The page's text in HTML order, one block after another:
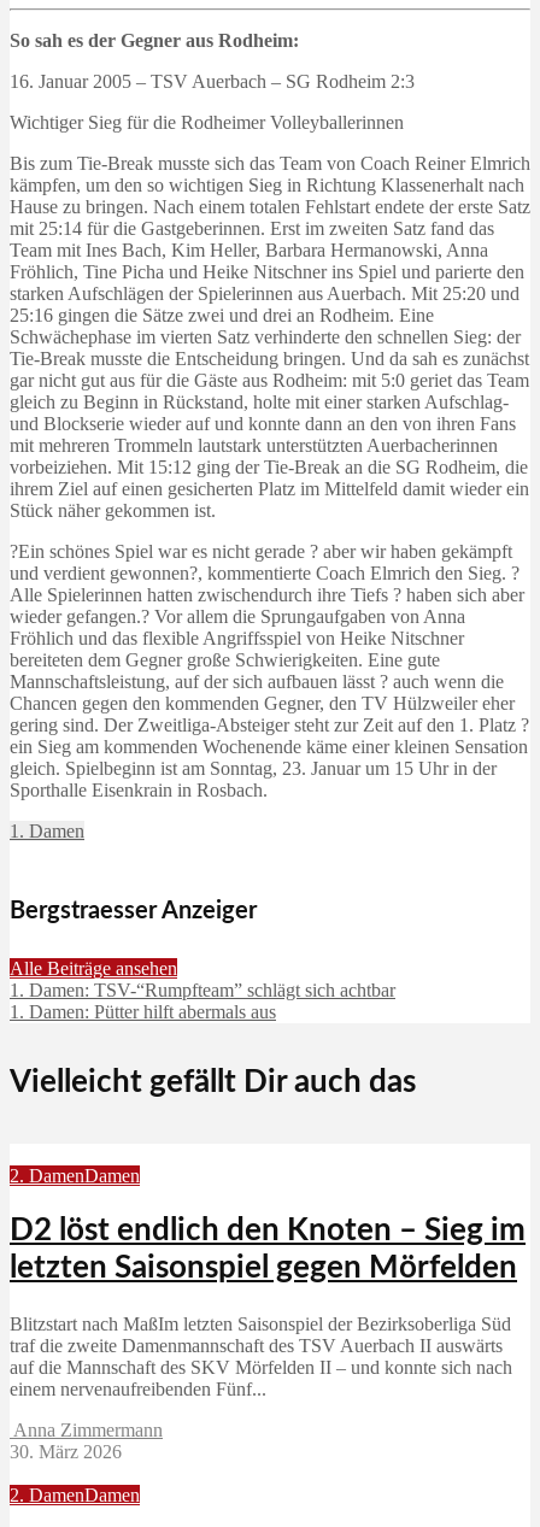
So sah es der Gegner aus Rodheim:
16. Januar 2005 – TSV Auerbach – SG Rodheim 2:3
Wichtiger Sieg für die Rodheimer Volleyballerinnen
Bis zum Tie-Break musste sich das Team von Coach Reiner Elmrich
kämpfen, um den so wichtigen Sieg in Richtung Klassenerhalt nach
Hause zu bringen. Nach einem totalen Fehlstart endete der erste Satz
mit 25:14 für die Gastgeberinnen. Erst im zweiten Satz fand das
Team mit Ines Bach, Kim Heller, Barbara Hermanowski, Anna
Fröhlich, Tine Picha und Heike Nitschner ins Spiel und parierte den
starken Aufschlägen der Spielerinnen aus Auerbach. Mit 25:20 und
25:16 gingen die Sätze zwei und drei an Rodheim. Eine
Schwächephase im vierten Satz verhinderte den schnellen Sieg: der
Tie-Break musste die Entscheidung bringen. Und da sah es zunächst
gar nicht gut aus für die Gäste aus Rodheim: mit 5:0 geriet das Team
gleich zu Beginn in Rückstand, holte mit einer starken Aufschlag-
und Blockserie wieder auf und konnte dann an den von ihren Fans
mit mehreren Trommeln lautstark unterstützten Auerbacherinnen
vorbeiziehen. Mit 15:12 ging der Tie-Break an die SG Rodheim, die
ihrem Ziel auf einen gesicherten Platz im Mittelfeld damit wieder ein
Stück näher gekommen ist.
?Ein schönes Spiel war es nicht gerade ? aber wir haben gekämpft
und verdient gewonnen?, kommentierte Coach Elmrich den Sieg. ?
Alle Spielerinnen hatten zwischendurch ihre Tiefs ? haben sich aber
wieder gefangen.? Vor allem die Sprungaufgaben von Anna
Fröhlich und das flexible Angriffsspiel von Heike Nitschner
bereiteten dem Gegner große Schwierigkeiten. Eine gute
Mannschaftsleistung, auf der sich aufbauen lässt ? auch wenn die
Chancen gegen den kommenden Gegner, den TV Hülzweiler eher
gering sind. Der Zweitliga-Absteiger steht zur Zeit auf den 1. Platz ?
ein Sieg am kommenden Wochenende käme einer kleinen Sensation
gleich. Spielbeginn ist am Sonntag, 23. Januar um 15 Uhr in der
Sporthalle Eisenkrain in Rosbach.
1. Damen
Bergstraesser Anzeiger
Alle Beiträge ansehen
1. Damen: TSV-“Rumpfteam” schlägt sich achtbar
1. Damen: Pütter hilft abermals aus
Vielleicht gefällt Dir auch das
2. DamenDamen
D2 löst endlich den Knoten – Sieg im
letzten Saisonspiel gegen Mörfelden
Blitzstart nach MaßIm letzten Saisonspiel der Bezirksoberliga Süd
traf die zweite Damenmannschaft des TSV Auerbach II auswärts
auf die Mannschaft des SKV Mörfelden II – und konnte sich nach
einem nervenaufreibenden Fünf...
Anna Zimmermann
30. März 2026
2. DamenDamen